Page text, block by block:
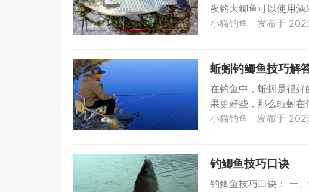
夜钓大鲫鱼可以使用
是可以混合...
小猫钓鱼 发布于
蚯蚓钓鲫鱼技巧解
在钓鱼中，蚯蚓是很
果更好些，那么蚯蚓在
有一...
小猫钓鱼 发布于
钓鲫鱼技巧口诀
钓鲫鱼技巧口诀： 一